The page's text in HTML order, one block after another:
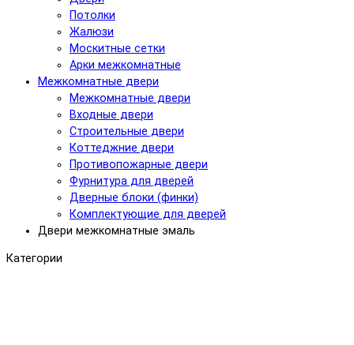
Потолки
Жалюзи
Москитные сетки
Арки межкомнатные
Межкомнатные двери
Межкомнатные двери
Входные двери
Строительные двери
Коттеджние двери
Противопожарные двери
Фурнитура для дверей
Дверные блоки (финки)
Комплектующие для дверей
Двери межкомнатные эмаль
Категории